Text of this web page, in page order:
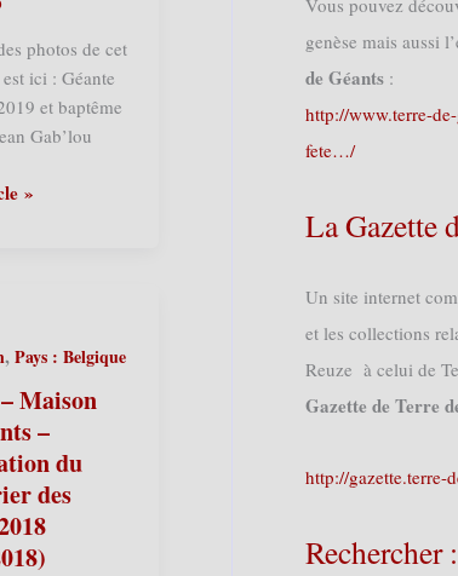
photos de cet
ici : Géante
et baptême
Gab’lou
»
,Pays : Belgique
Maison
–
du
des
genèse mais aussi
de Géants :
http://www.terre-
fete…/
La Gazette
Un site internet
et les collections
Reuze à celui de
Gazette de Terre
http://gazette.terre-
Rechercher :